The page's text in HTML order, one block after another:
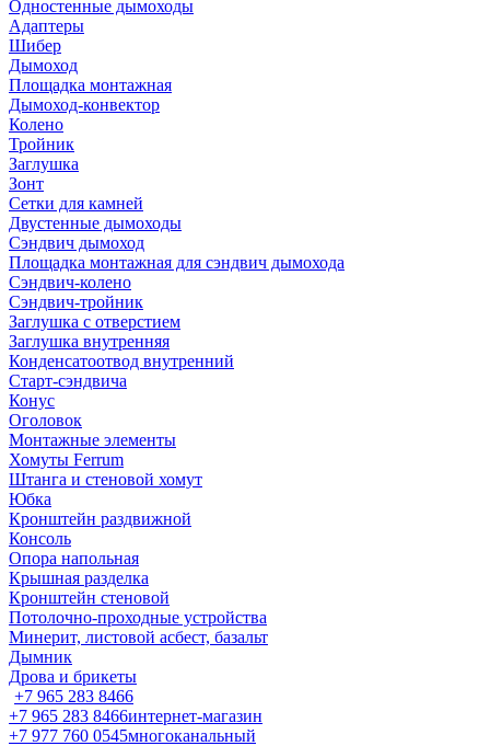
Одностенные дымоходы
Адаптеры
Шибер
Дымоход
Площадка монтажная
Дымоход-конвектор
Колено
Тройник
Заглушка
Зонт
Сетки для камней
Двустенные дымоходы
Сэндвич дымоход
Площадка монтажная для сэндвич дымохода
Сэндвич-колено
Сэндвич-тройник
Заглушка с отверстием
Заглушка внутренняя
Конденсатоотвод внутренний
Старт-сэндвича
Конус
Оголовок
Монтажные элементы
Хомуты Ferrum
Штанга и стеновой хомут
Юбка
Кронштейн раздвижной
Консоль
Опора напольная
Крышная разделка
Кронштейн стеновой
Потолочно-проходные устройства
Минерит, листовой асбест, базальт
Дымник
Дрова и брикеты
+7 965 283 8466
+7 965 283 8466интернет-магазин
+7 977 760 0545многоканальный